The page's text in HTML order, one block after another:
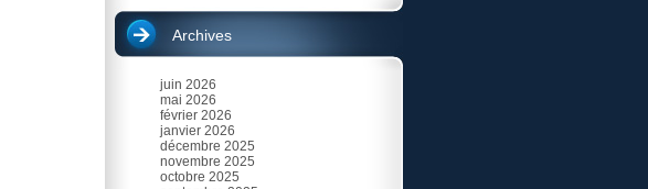
Archives
juin 2026
mai 2026
février 2026
janvier 2026
décembre 2025
novembre 2025
octobre 2025